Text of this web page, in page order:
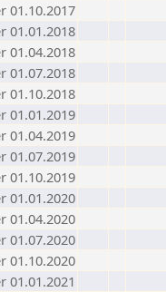
01.10.2017
01.01.2018
01.04.2018
01.07.2018
01.10.2018
01.01.2019
01.04.2019
01.07.2019
01.10.2019
01.01.2020
01.04.2020
01.07.2020
01.10.2020
01.01.2021